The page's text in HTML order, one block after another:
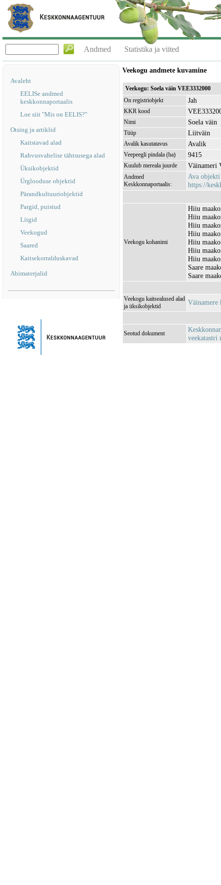
Andmed Statistika ja viited
Avaleht
EELISe andmed
keskkonnaportaalis
Loe siit "Mis on EELIS?"
Otsing ja artiklid
Kaitstavad alad
Rahvusvahelise tähtsusega alad
Üksikobjektid
Ürglooduse objektid
Pärandkultuuriobjektid
Pargid, puistud
Liigid
Veekogud
Saared
Kaitsekorralduskavad
Abimaterjalid
Veekogu andmete kuvamine
Veekogu: Soela väin VEE3332000
On registriobjekt
Jah
KKR kood
Nimi Soela väin
Tüüp Liitväin
Avalik kasutatavus Avalik
Veepeegli pindala (ha) 9415
Kuulub mereala juurde Väinameri
Andmed
Keskkonnaportaalis:
Ava objekti
https://
Veekogu kohanimi
Hiiu
Hiiu
Hiiu
Hiiu
Hiiu
Hiiu
Hiiu
Saare
Saare
Veekogu kaitsealused alad
ja üksikobjektid
Väinamere
Seotud dokument
veekatastri